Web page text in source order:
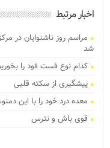
اخبار مرتبط
مراسم روز ناشنوایان در
شد
کدام نوع فست فود را
پیشگیری از سکته قلبی
معده درد خود را با این
قوی باش و نترس